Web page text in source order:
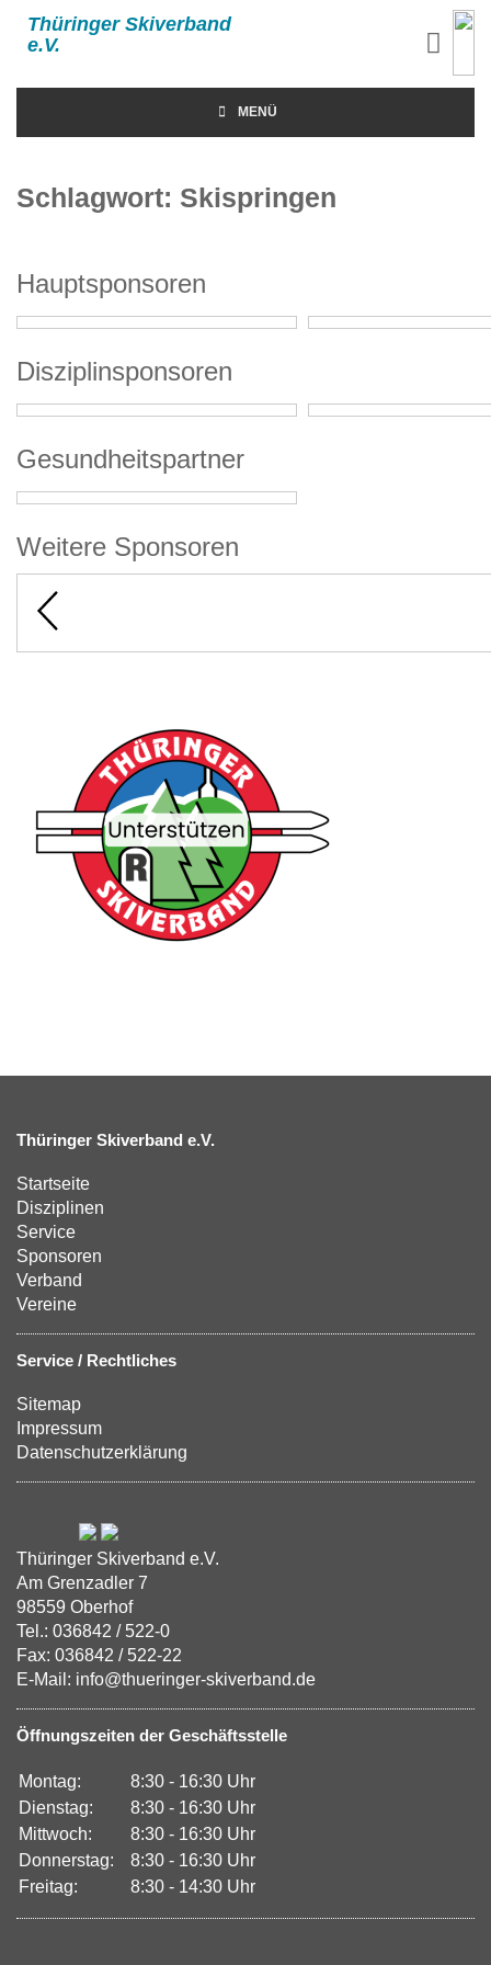
Thüringer Skiverband
e.V.
MENÜ
Schlagwort: Skispringen
Hauptsponsoren
Disziplinsponsoren
Gesundheitspartner
Weitere Sponsoren
Thüringer Skiverband e.V.
Startseite
Disziplinen
Service
Sponsoren
Verband
Vereine
Service / Rechtliches
Sitemap
Impressum
Datenschutzerklärung
Thüringer Skiverband e.V.
Am Grenzadler 7
98559 Oberhof
Tel.: 036842 / 522-0
Fax: 036842 / 522-22
E-Mail: info@thueringer-skiverband.de
Öffnungszeiten der Geschäftsstelle
Montag:
8:30 - 16:30 Uhr
Dienstag:
8:30 - 16:30 Uhr
Mittwoch:
8:30 - 16:30 Uhr
Donnerstag:
8:30 - 16:30 Uhr
Freitag:
8:30 - 14:30 Uhr